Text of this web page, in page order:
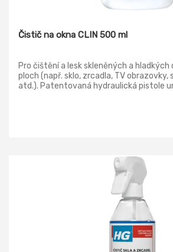
Čistič na okna CLIN 500 ml
Pro čištění a lesk skleněných a
ploch (např. sklo, zrcadla, TV obrazovky,
atd.). Patentovaná hydraulická pistole
rozptýlení produktu ve formě spreje